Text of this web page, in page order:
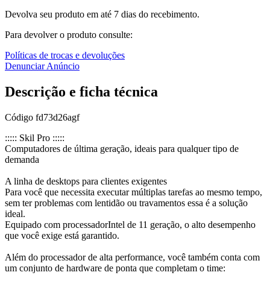
Devolva seu produto em até 7 dias do recebimento.
Para devolver o produto consulte:
Políticas de trocas e devoluções
Denunciar Anúncio
Descrição e ficha técnica
Código fd73d26agf
::::: Skil Pro :::::
Computadores de última geração, ideais para qualquer tipo de
demanda
A linha de desktops para clientes exigentes
Para você que necessita executar múltiplas tarefas ao mesmo tempo,
sem ter problemas com lentidão ou travamentos essa é a solução
ideal.
Equipado com processadorIntel de 11 geração, o alto desempenho
que você exige está garantido.
Além do processador de alta performance, você também conta com
um conjunto de hardware de ponta que completam o time: